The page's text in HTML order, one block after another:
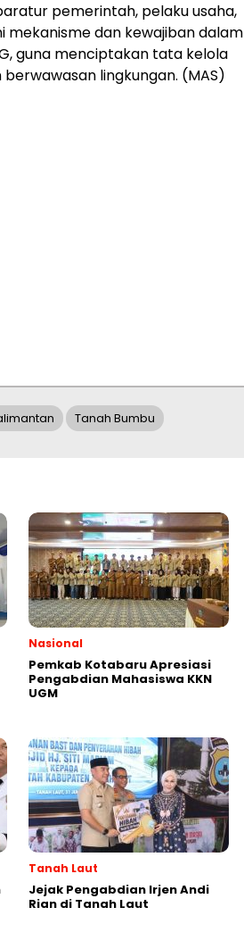
pemerintah, pelaku usaha,
dan kewajiban dalam
guna menciptakan tata kelola
lingkungan. (MAS)
Tanah Bumbu
Nasional
Pemkab Kotabaru Apresiasi
Pengabdian Mahasiswa KKN
UGM
Tanah Laut
Jejak Pengabdian Irjen Andi
Rian di Tanah Laut